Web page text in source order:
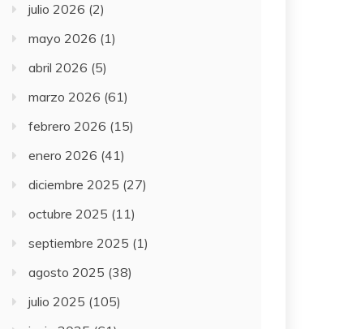
julio 2026 (2)
mayo 2026 (1)
abril 2026 (5)
marzo 2026 (61)
febrero 2026 (15)
enero 2026 (41)
diciembre 2025 (27)
octubre 2025 (11)
septiembre 2025 (1)
agosto 2025 (38)
julio 2025 (105)